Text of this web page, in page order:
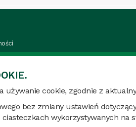
używanie cookie, zgodnie z
bez zmiany ustawień
wykorzystywanych na